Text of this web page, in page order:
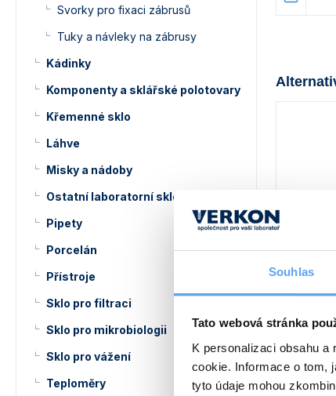
Souhlas
Tato webová stránka
K personalizaci obsahu
cookie. Informace o tom,
tyto údaje mohou
Svorky pro fixaci zábrusů
Tuky a návleky na zábrusy
Kádinky
Komponenty a sklářské polotovary
Křemenné sklo
Láhve
Misky a nádoby
Ostatní laboratorní sklo
Pipety
Porcelán
Přístroje
Sklo pro filtraci
Sklo pro mikrobiologii
Sklo pro vážení
Teploměry
29/32.
215 Kč